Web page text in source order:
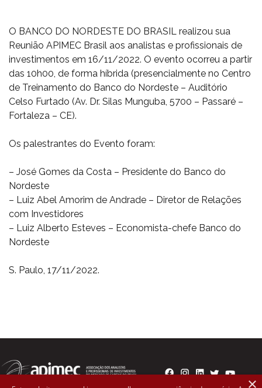
O BANCO DO NORDESTE DO BRASIL realizou sua
Reunião APIMEC Brasil aos analistas e profissionais de
investimentos em 16/11/2022. O evento ocorreu a partir
das 10h00, de forma híbrida (presencialmente no Centro
de Treinamento do Banco do Nordeste – Auditório
Celso Furtado (Av. Dr. Silas Munguba, 5700 – Passaré –
Fortaleza – CE).
Os palestrantes do Evento foram:
– José Gomes da Costa – Presidente do Banco do
Nordeste
– Luiz Abel Amorim de Andrade – Diretor de Relações
com Investidores
– Luiz Alberto Esteves – Economista-chefe Banco do
Nordeste
S. Paulo, 17/11/2022.
×